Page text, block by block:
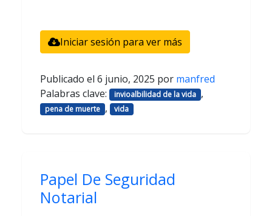
Iniciar sesión para ver más
Publicado el 6 junio, 2025 por manfred
Palabras clave:
invioalbilidad de la vida ,
pena de muerte , vida
Papel De Seguridad
Notarial